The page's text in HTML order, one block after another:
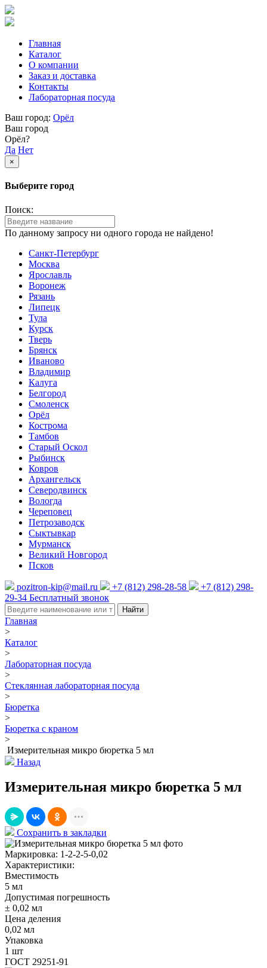
Главная
Каталог
О компании
Заказ и доставка
Контакты
Лабораторная посуда
Ваш город: Орёл
Ваш город
Орёл?
Да Нет
×
Выберите город
Поиск:
По данному запросу ни одного города не найдено!
Санкт-Петербург
Москва
Ярославль
Воронеж
Рязань
Липецк
Тула
Курск
Тверь
Брянск
Иваново
Владимир
Калуга
Белгород
Смоленск
Орёл
Кострома
Тамбов
Старый Оскол
Рыбинск
Ковров
Архангельск
Северодвинск
Вологда
Череповец
Петрозаводск
Сыктывкар
Мурманск
Великий Новгород
Псков
pozitron-kip@mail.ru +7 (812) 298-28-58
+7 (812) 298-
29-34 Бесплатный звонок
Найти
Главная
>
Каталог
>
Лабораторная посуда
>
Стеклянная лабораторная посуда
>
Бюретка
>
Бюретка с краном
>
Измерительная микро бюретка 5 мл
Назад
Измерительная микро бюретка 5 мл
Сохранить в закладки
Маркировка: 1-2-2-5-0,02
Характеристики:
Вместимость
5 мл
Допустимая погрешность
± 0,02 мл
Цена деления
0,02 мл
Упаковка
1 шт
ГОСТ 29251-91